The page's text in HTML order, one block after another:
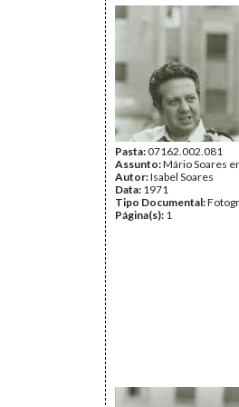
Pasta:07162.002.081
Assunto:Mário Soares
Autor:Isabel Soares
Data: 1971
Tipo Documental:
Página(s): 1